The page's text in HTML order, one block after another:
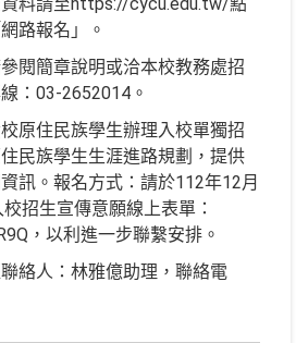
路報名」。
閱簡章說明或洽本校教務處招
：03-2652014。
原住民族學生辦理入校單獨招
民族學生生涯進路規劃，提供
訊。報名方式：請於112年12月
招生宣傳意願線上表單：
，以利進一步聯繫安排。
絡人：林雅億助理，聯絡電